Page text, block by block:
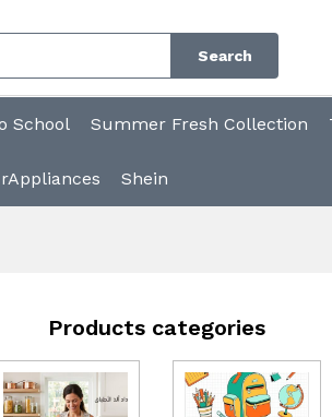
Search
School Summer Fresh Collection
Shein
Products categories